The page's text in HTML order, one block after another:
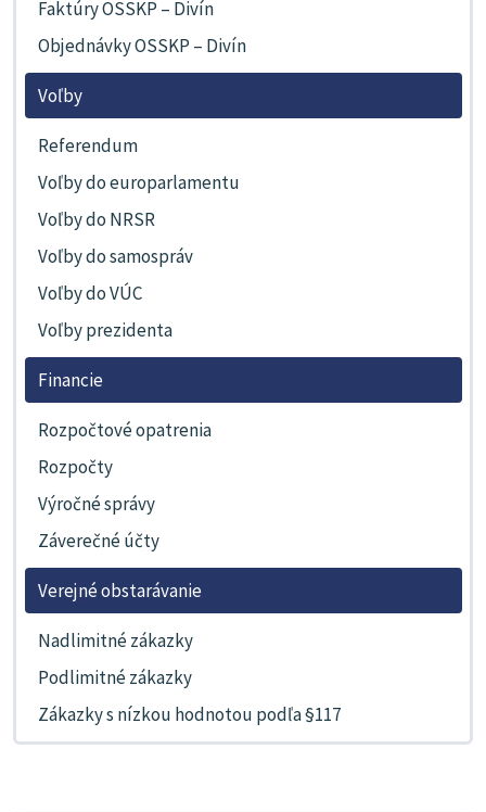
Faktúry OSSKP – Divín
Objednávky OSSKP – Divín
Voľby
Referendum
Voľby do europarlamentu
Voľby do NRSR
Voľby do samospráv
Voľby do VÚC
Voľby prezidenta
Financie
Rozpočtové opatrenia
Rozpočty
Výročné správy
Záverečné účty
Verejné obstarávanie
Nadlimitné zákazky
Podlimitné zákazky
Zákazky s nízkou hodnotou podľa §117